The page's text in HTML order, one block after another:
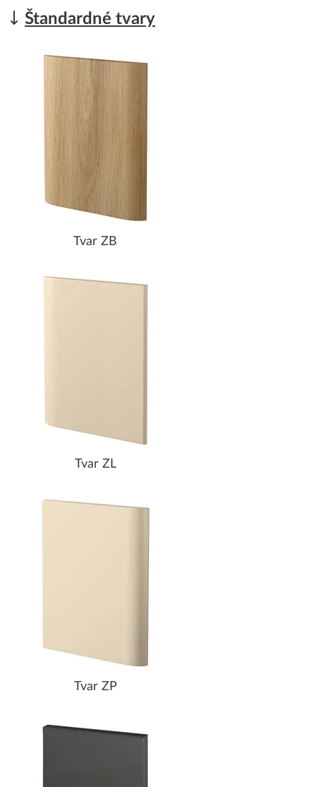
Štandardné tvary
Tvar ZB
Tvar ZL
Tvar ZP